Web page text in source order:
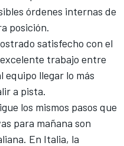
órdenes internas de
posición.
satisfecho con el
trabajo entre
llegar lo más
a pista.
los mismos pasos que
para mañana son
En Italia, la